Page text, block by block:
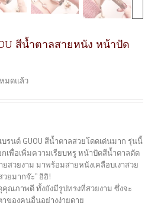
สีน้ำตาลสายหนัง หน้าปัด
มดแล้ว
นด์ GUOU สีน้ำตาลสวยโดดเด่นมาก รุ่นนี้
เพื่อเพิ่มความเรียบหรู หน้าปัดสีน้ำตาลตัด
สวยงาม มาพร้อมสายหนังเคลือบเงาสวย
วยมากจ๊ะ” อิอิ!
ณภาพดี ทั้งยังมีรูปทรงที่สวยงาม ซึ่งจะ
ของคนอื่นอย่างง่ายดาย